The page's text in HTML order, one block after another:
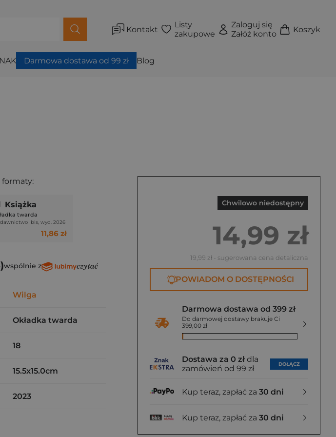
Kontakt
Listy
zakupowe
Zaloguj się
Załóż konto
Koszyk
Darmowa dostawa od 99 zł Blog
Chwilowo niedostępny
14,99 zł
19,99 zł - sugerowana cena detaliczna
POWIADOM O DOSTĘPNOŚCI
Darmowa dostawa od 399 zł
Do darmowej dostawy brakuje Ci
399,00 zł
Dostawa za 0 zł dla
zamówień od 99 zł
DOŁĄCZ
Kup teraz, zapłać za 30 dni
Kup teraz, zapłać za 30 dni
Książka
twarda
Ibis, wyd. 2026
11,86 zł
wspólnie z
Wilga
Okładka twarda
18
15.5x15.0cm
2023